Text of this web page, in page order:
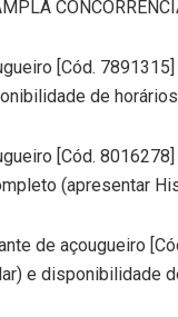
[Cód.
de
[Cód.
(apresentar
de açougueiro
e disponibilidade